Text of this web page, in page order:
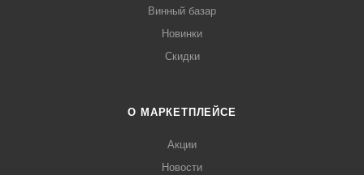
Винный базар
Новинки
Скидки
О МАРКЕТПЛЕЙСЕ
Акции
Новости